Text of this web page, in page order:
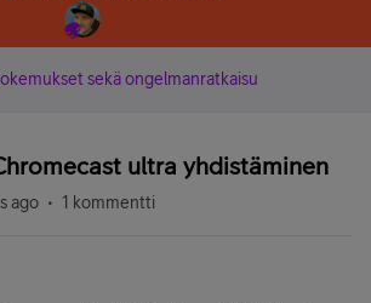
sekä ongelmanratkaisu
ultra yhdistäminen
ago 1 kommentti